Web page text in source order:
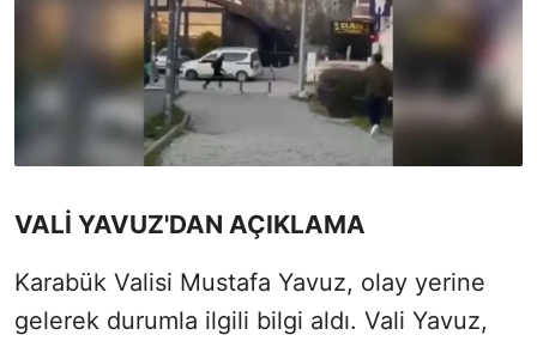
VALİ YAVUZ'DAN AÇIKLAMA
Karabük Valisi Mustafa Yavuz, olay yerine
gelerek durumla ilgili bilgi aldı. Vali Yavuz,